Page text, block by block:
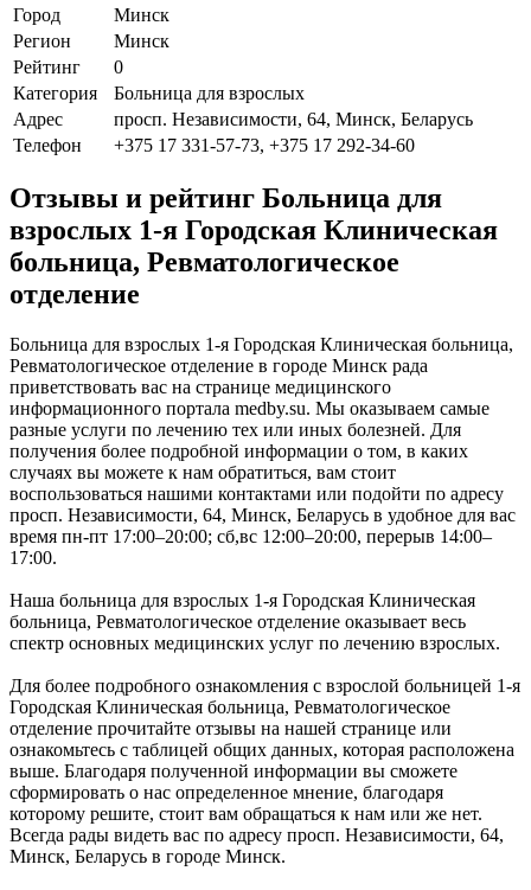
Город
Минск
Регион
Минск
Рейтинг
0
Категория
Больница для взрослых
Адрес
просп. Независимости, 64, Минск, Беларусь
Телефон
+375 17 331-57-73, +375 17 292-34-60
Отзывы и рейтинг Больница для
взрослых 1-я Городская Клиническая
больница, Ревматологическое
отделение
Больница для взрослых 1-я Городская Клиническая больница,
Ревматологическое отделение в городе Минск рада
приветствовать вас на странице медицинского
информационного портала medby.su. Мы оказываем самые
разные услуги по лечению тех или иных болезней. Для
получения более подробной информации о том, в каких
случаях вы можете к нам обратиться, вам стоит
воспользоваться нашими контактами или подойти по адресу
просп. Независимости, 64, Минск, Беларусь в удобное для вас
время пн-пт 17:00–20:00; сб,вс 12:00–20:00, перерыв 14:00–
17:00.
Наша больница для взрослых 1-я Городская Клиническая
больница, Ревматологическое отделение оказывает весь
спектр основных медицинских услуг по лечению взрослых.
Для более подробного ознакомления с взрослой больницей 1-я
Городская Клиническая больница, Ревматологическое
отделение прочитайте отзывы на нашей странице или
ознакомьтесь с таблицей общих данных, которая расположена
выше. Благодаря полученной информации вы сможете
сформировать о нас определенное мнение, благодаря
которому решите, стоит вам обращаться к нам или же нет.
Всегда рады видеть вас по адресу просп. Независимости, 64,
Минск, Беларусь в городе Минск.